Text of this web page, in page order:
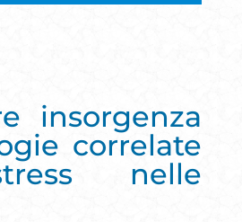
insorgenza
correlate
nelle